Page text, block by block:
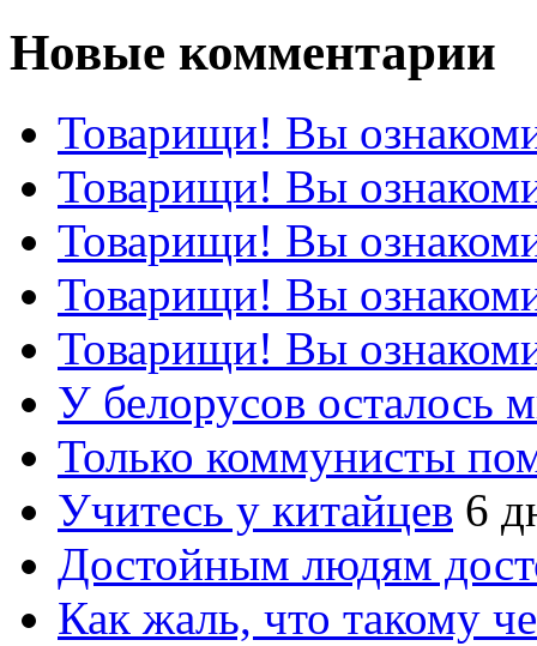
Новые комментарии
Товарищи! Вы
Товарищи! Вы
Товарищи! Вы
Товарищи! Вы
Товарищи! Вы
У белорусов осталось
Только коммунисты
Учитесь у китайцев 6
Достойным людям
Как жаль, что такому